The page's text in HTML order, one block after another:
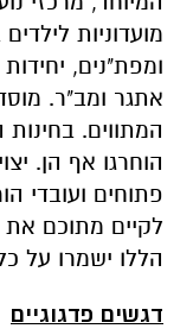
מועדוניות לילדים
ומפת"נים,
אתגר ומב"ר.
המתווים.
הוחרגו אף הן.
פתוחים ועובדי
לקיים מתוכם
הללו ישמרו על
דגשים פדגוגיים